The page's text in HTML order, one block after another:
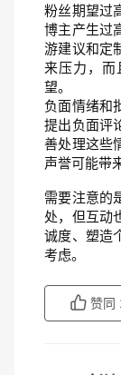
粉丝期望过
博主产生过
游建议和定
来压力，而
望。
负面情绪和
提出负面评
善处理这些
声誉可能带
需要注意的
处，但互动
诚度、塑造
考虑。
赞同